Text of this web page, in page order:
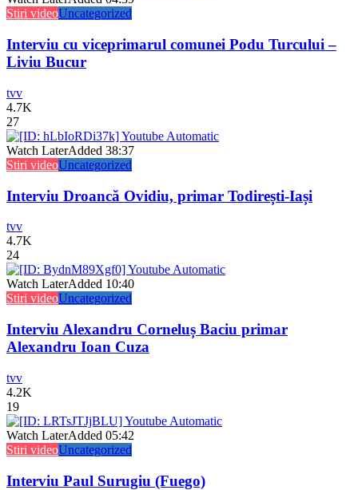
Stiri videoUncategorized
Interviu cu viceprimarul comunei Podu Turcului –
Liviu Bucur
tvv
4.7K
27
Watch LaterAdded 38:37
Stiri videoUncategorized
Interviu Droancă Ovidiu, primar Todirești-Iași
tvv
4.7K
24
Watch LaterAdded 10:40
Stiri videoUncategorized
Interviu Alexandru Corneluș Baciu primar
Alexandru Ioan Cuza
tvv
4.2K
19
Watch LaterAdded 05:42
Stiri videoUncategorized
Interviu Paul Surugiu (Fuego)